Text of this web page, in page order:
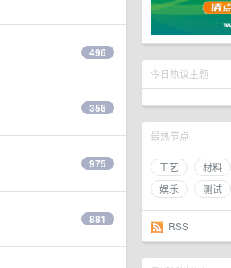
今日热议主题
最热节点
工艺 材料
娱乐
测试
RSS
496
356
975
881